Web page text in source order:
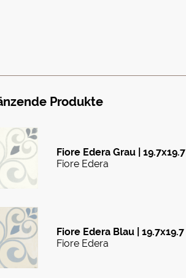
Produkte
Fiore Edera Grau | 19.7x19.7
Fiore Edera
Fiore Edera Blau | 19.7x19.7
Fiore Edera